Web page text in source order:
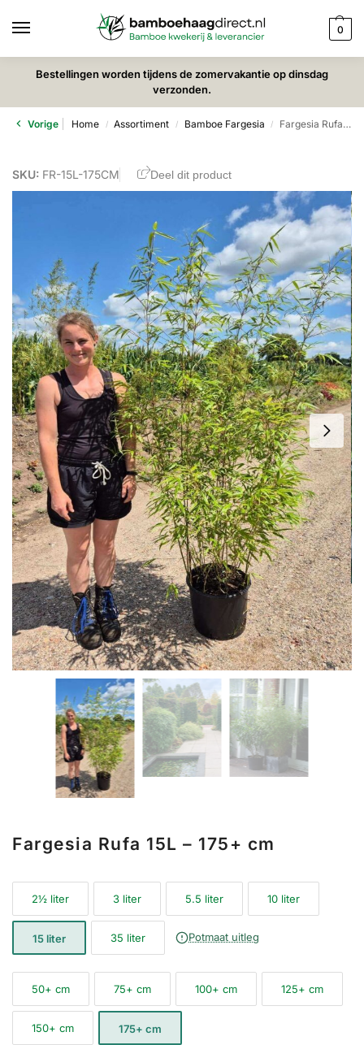
0
Bestellingen worden tijdens de zomervakantie op dinsdag
verzonden.
Vorige Home / Assortiment / Bamboe Fargesia / Fargesia Rufa 15L – 175+ cm
SKU: FR-15L-175CM Deel dit product
Fargesia Rufa 15L – 175+ cm
2½ liter 3 liter 5.5 liter 10 liter
15 liter 35 liter Potmaat uitleg
50+ cm 75+ cm 100+ cm 125+ cm
150+ cm 175+ cm